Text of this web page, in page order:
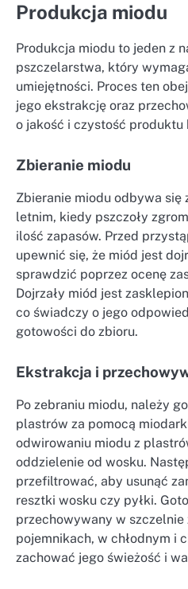
Produkcja miodu
Produkcja miodu to jeden z
pszczelarstwa, który
umiejętności. Proces ten
jego ekstrakcję oraz
o jakość i czystość produktu
Zbieranie miodu
Zbieranie miodu odbywa się
letnim, kiedy pszczoły
ilość zapasów. Przed
upewnić się, że miód jest
sprawdzić poprzez ocenę
Dojrzały miód jest
co świadczy o jego
gotowości do zbioru.
Ekstrakcja i
Po zebraniu miodu, należy
plastrów za pomocą
odwirowaniu miodu z
oddzielenie od wosku.
przefiltrować, aby usunąć
resztki wosku czy pyłki.
przechowywany w
pojemnikach, w chłodnym i
zachować jego świeżość i